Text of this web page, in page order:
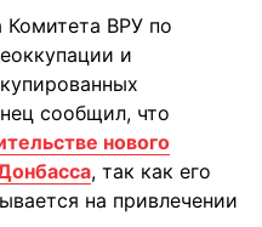
Комитета ВРУ по
и
сообщил, что
нового
, так как его
на привлечении